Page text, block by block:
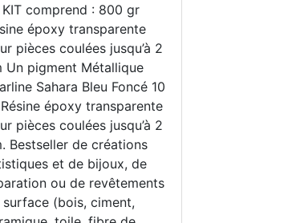
KIT comprend : 800 gr
époxy transparente
pièces coulées jusqu’à 2
Un pigment Métallique
Sahara Bleu Foncé 10
époxy transparente
pièces coulées jusqu’à 2
Bestseller de créations
et de bijoux, de
ou de revêtements
surface (bois, ciment,